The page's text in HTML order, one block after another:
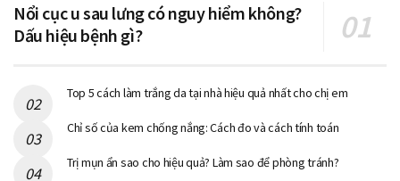
Nổi cục u sau lưng có nguy hiểm không?
Dấu hiệu bệnh gì?
Top 5 cách làm trắng da tại nhà hiệu quả nhất cho chị em
Chỉ số của kem chống nắng: Cách đo và cách tính toán
Trị mụn ẩn sao cho hiệu quả? Làm sao để phòng tránh?